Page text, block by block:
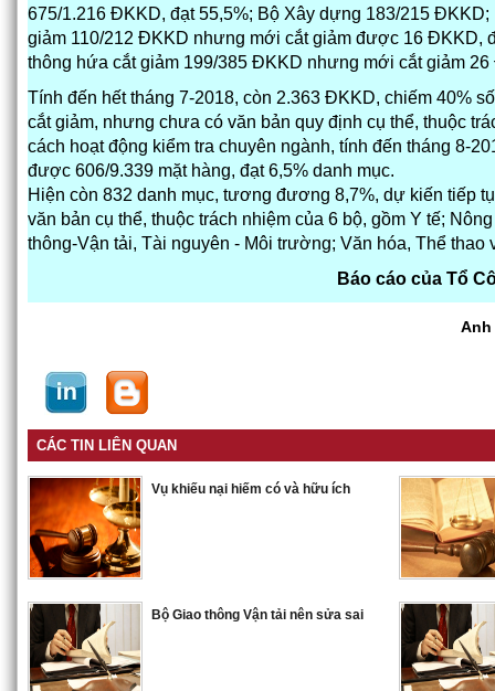
675/1.216 ĐKKD, đạt 55,5%; Bộ Xây dựng 183/215
giảm 110/212 ĐKKD nhưng mới cắt giảm được 16 ĐKKD,
thông hứa cắt giảm 199/385 ĐKKD nhưng mới cắt giảm
Tính đến hết tháng 7-2018, còn 2.363 ĐKKD, chiếm 40%
cắt giảm, nhưng chưa có văn bản quy định cụ thể, thuộc
cách hoạt động kiểm tra chuyên ngành, tính đến tháng 8-
được 606/9.339 mặt hàng, đạt 6,5% danh mục.
Hiện còn 832 danh mục, tương đương 8,7%, dự kiến tiếp
văn bản cụ thể, thuộc trách nhiệm của 6 bộ, gồm Y tế;
thông-Vận tải, Tài nguyên - Môi trường; Văn hóa, Thể thao
Báo cáo của Tổ
Anh
CÁC TIN LIÊN QUAN
Vụ khiếu nại hiếm có và hữu ích
Bộ Giao thông Vận tải nên sửa sai